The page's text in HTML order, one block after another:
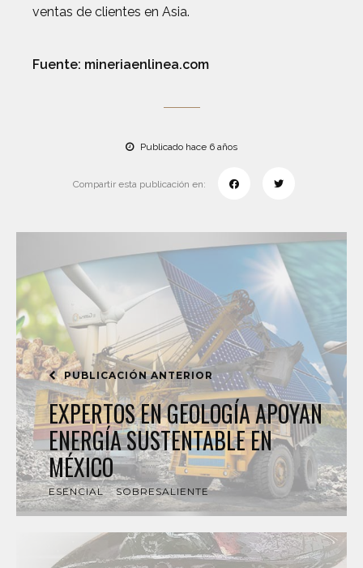
ventas de clientes en Asia.
Fuente: mineriaenlinea.com
Publicado hace 6 años
Compartir esta publicación en:
PUBLICACIÓN ANTERIOR
EXPERTOS EN GEOLOGÍA APOYAN
ENERGÍA SUSTENTABLE EN
MÉXICO
ESENCIAL SOBRESALIENTE